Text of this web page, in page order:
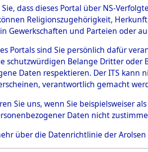
und
0008
dass dieses Portal über NS-
Religionszugehörigkeit,
Gewerkschaften und Parteien oder
Portals sind Sie persönlich dafür
schutzwürdigen Belange Dritter
Daten respektieren. Der ITS
verantwortlich gemacht
Sie uns, wenn Sie beispielsweiser
Daten nicht
über die Datenrichtlinie der Arolsen